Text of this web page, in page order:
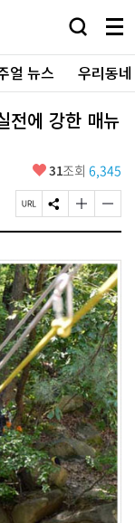
검
창
열
기
메
뉴
전
체
보
얼 뉴스 우리동
전에 강한 매뉴
좋
요
31조회 6,345
페
이
U
R
L
복
사
S
N
공
유
하
기
글
자
기
크
게
변
경
하
기
글
자
기
작
게
변
경
하
기